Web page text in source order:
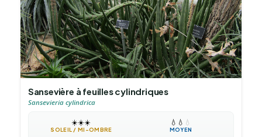
Sansevière à feuilles cylindriques
Sansevieria cylindrica
☀️☀️☀️
SOLEIL / MI-OMBRE
💧 💧 💧
MOYEN